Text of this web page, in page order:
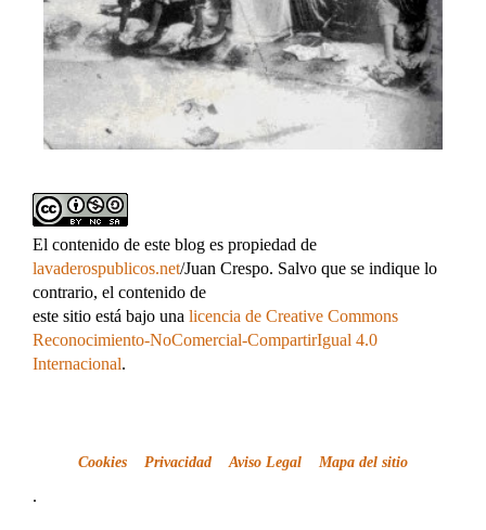
El contenido de este blog es propiedad de
lavaderospublicos.net/Juan Crespo. Salvo que se indique lo
contrario, el contenido de
este sitio está bajo una licencia de Creative Commons
Reconocimiento-NoComercial-CompartirIgual 4.0
Internacional.
Cookies Privacidad Aviso Legal Mapa del sitio
.